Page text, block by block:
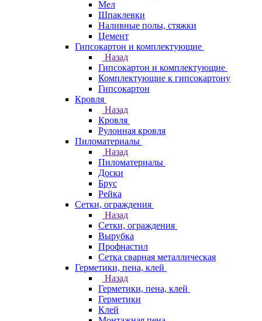
Мел
Шпаклевки
Наливные полы, стяжки
Цемент
Гипсокартон и комплектующие
Назад
Гипсокартон и комплектующие
Комплектующие к гипсокартону
Гипсокартон
Кровля
Назад
Кровля
Рулонная кровля
Пиломатериалы
Назад
Пиломатериалы
Доски
Брус
Рейка
Сетки, ограждения
Назад
Сетки, ограждения
Вырубка
Профнастил
Сетка сварная металлическая
Герметики, пена, клей
Назад
Герметики, пена, клей
Герметики
Клей